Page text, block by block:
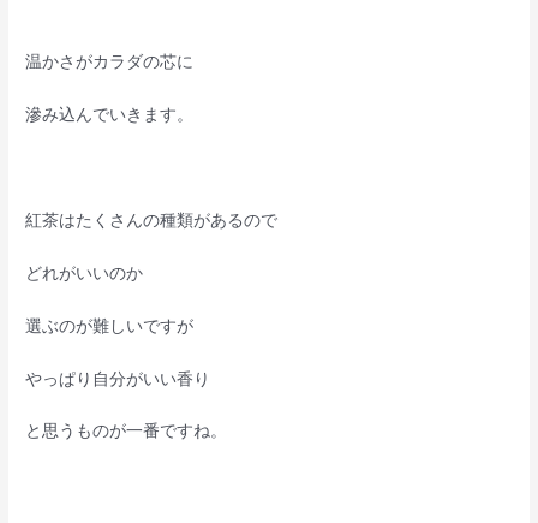
温かさがカラダの芯に
滲み込んでいきます。
紅茶はたくさんの種類があるので
どれがいいのか
選ぶのが難しいですが
やっぱり自分がいい香り
と思うものが一番ですね。